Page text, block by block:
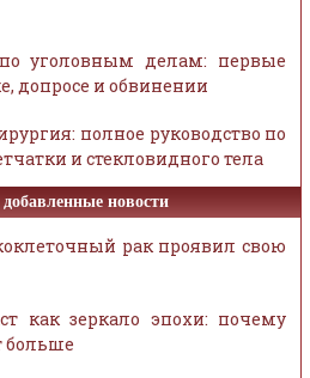
уголовным делам: первые
допросе и обвинении
полное руководство по
и стекловидного тела
новости
рак проявил свою
как зеркало эпохи: почему
больше